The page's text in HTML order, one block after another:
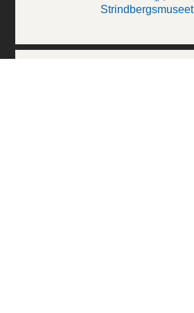
Strindbergsmuseet